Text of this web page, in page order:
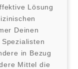
Lösung
Deinen
in Bezug
Mittel die